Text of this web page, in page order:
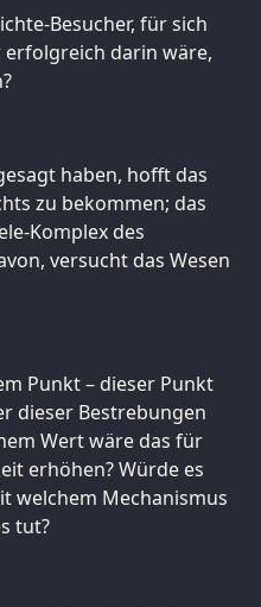
Besucher, für sich
darin wäre,
haben, hofft das
zu bekommen; das
Komplex des
versucht das Wesen
Punkt – dieser Punkt
dieser Bestrebungen
Wert wäre das für
erhöhen? Würde es
welchem Mechanismus
tut?